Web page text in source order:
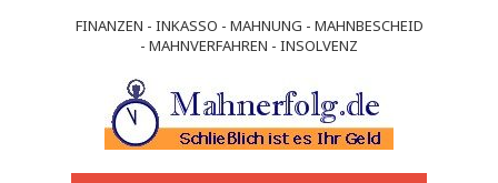
FINANZEN - INKASSO - MAHNUNG - MAHNBESCHEID
- MAHNVERFAHREN - INSOLVENZ